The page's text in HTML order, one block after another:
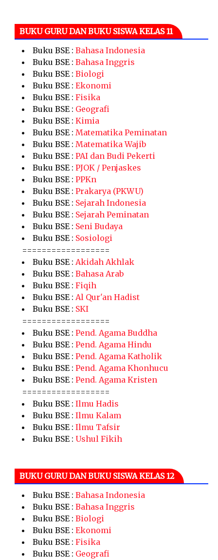
BUKU GURU DAN BUKU SISWA KELAS 11
Buku BSE : Bahasa Indonesia
Buku BSE : Bahasa Inggris
Buku BSE : Biologi
Buku BSE : Ekonomi
Buku BSE : Fisika
Buku BSE : Geografi
Buku BSE : Kimia
Buku BSE : Matematika Peminatan
Buku BSE : Matematika Wajib
Buku BSE : PAI dan Budi Pekerti
Buku BSE : PJOK / Penjaskes
Buku BSE : PPKn
Buku BSE : Prakarya (PKWU)
Buku BSE : Sejarah Indonesia
Buku BSE : Sejarah Peminatan
Buku BSE : Seni Budaya
Buku BSE : Sosiologi
==================
Buku BSE : Akidah Akhlak
Buku BSE : Bahasa Arab
Buku BSE : Fiqih
Buku BSE : Al Qur'an Hadist
Buku BSE : SKI
==================
Buku BSE : Pend. Agama Buddha
Buku BSE : Pend. Agama Hindu
Buku BSE : Pend. Agama Katholik
Buku BSE : Pend. Agama Khonhucu
Buku BSE : Pend. Agama Kristen
==================
Buku BSE : Ilmu Hadis
Buku BSE : Ilmu Kalam
Buku BSE : Ilmu Tafsir
Buku BSE : Ushul Fikih
BUKU GURU DAN BUKU SISWA KELAS 12
Buku BSE : Bahasa Indonesia
Buku BSE : Bahasa Inggris
Buku BSE : Biologi
Buku BSE : Ekonomi
Buku BSE : Fisika
Buku BSE : Geografi